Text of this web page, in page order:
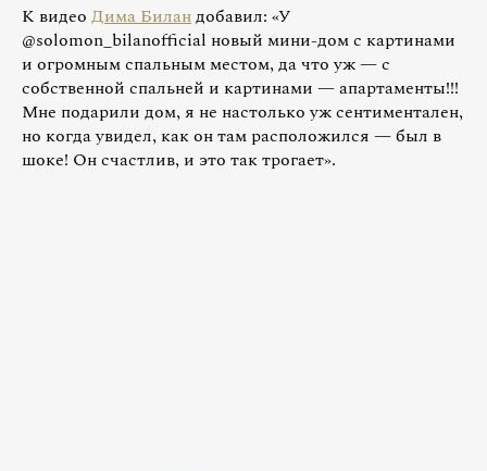
К видео Дима Биландобавил: «У
@solomon_bilanofficial новый мини-дом с картинами
и огромным спальным местом, да что уж — с
собственной спальней и картинами — апартаменты!!!
Мне подарили дом, я не настолько уж сентиментален,
но когда увидел, как он там расположился — был в
шоке! Он счастлив, и это так трогает».